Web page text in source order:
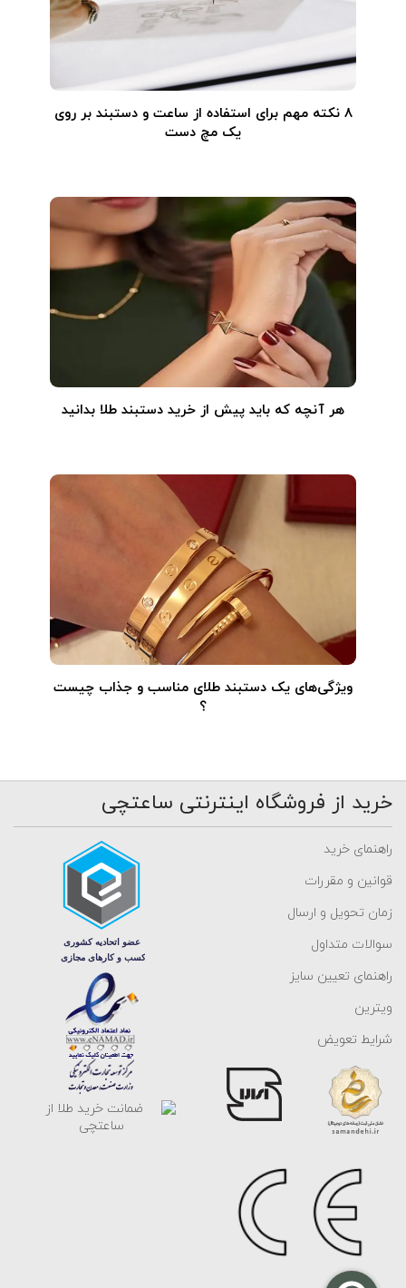
۸ نکته مهم برای استفاده از ساعت و دستبند بر روی
یک مچ دست
هر آنچه که باید پیش از خرید دستبند طلا بدانید
ویژگی‌های یک دستبند طلای مناسب و جذاب چیست
؟
خرید از فروشگاه اینترنتی ساعتچی
راهنمای خرید
قوانین و مقررات
زمان تحویل و ارسال
سوالات متداول
راهنمای تعیین سایز
ویترین
شرایط تعویض